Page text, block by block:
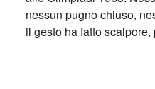
nessun pugno chiuso,
il gesto ha fatto scalpore,